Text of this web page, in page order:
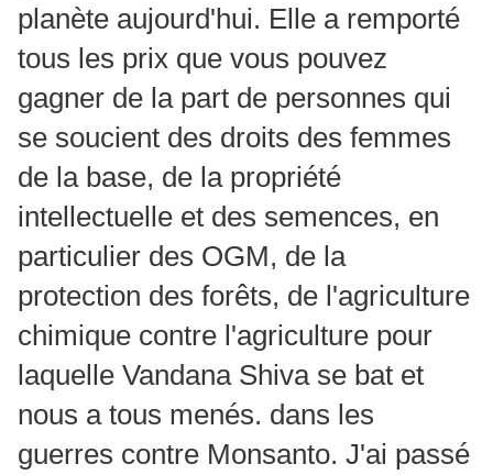
planète aujourd'hui. Elle a remporté
tous les prix que vous pouvez
gagner de la part de personnes qui
se soucient des droits des femmes
de la base, de la propriété
intellectuelle et des semences, en
particulier des OGM, de la
protection des forêts, de l'agriculture
chimique contre l'agriculture pour
laquelle Vandana Shiva se bat et
nous a tous menés. dans les
guerres contre Monsanto. J'ai passé